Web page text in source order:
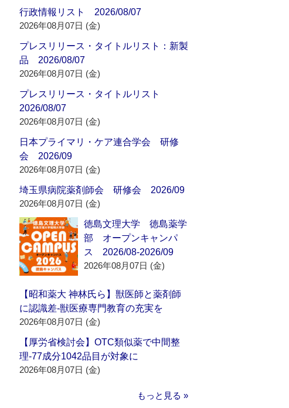
行政情報リスト 2026/08/07
2026年08月07日 (金)
プレスリリース・タイトルリスト：新製
品 2026/08/07
2026年08月07日 (金)
プレスリリース・タイトルリスト
2026/08/07
2026年08月07日 (金)
日本プライマリ・ケア連合学会 研修
会 2026/09
2026年08月07日 (金)
埼玉県病院薬剤師会 研修会 2026/09
2026年08月07日 (金)
徳島文理大学 徳島薬学
部 オープンキャンパ
ス 2026/08-2026/09
2026年08月07日 (金)
【昭和薬大 神林氏ら】獣医師と薬剤師
に認識差‐獣医療専門教育の充実を
2026年08月07日 (金)
【厚労省検討会】OTC類似薬で中間整
理‐77成分1042品目が対象に
2026年08月07日 (金)
もっと見る »